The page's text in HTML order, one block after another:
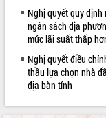
Nghị quyết quy
ngân sách địa
mức lãi suất thấp
Nghị quyết điều
thầu lựa chọn nhà
địa bàn tỉnh